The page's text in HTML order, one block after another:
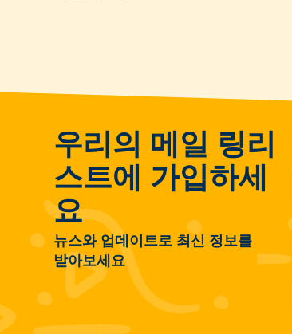
우리의 메일 링리
스트에 가입하세
요
뉴스와 업데이트로 최신 정보를
받아보세요